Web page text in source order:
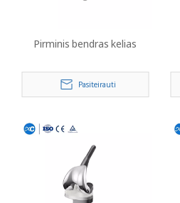
Pirminis bendras kelias
Pasiteirauti